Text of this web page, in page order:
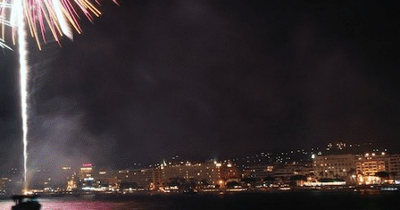
Ajoutez un logo, un bouton, des réseaux sociaux
Cliquez pour éditer
Accueil
AVF Cannes
Présentation
L'équipe
Le réseau AVF